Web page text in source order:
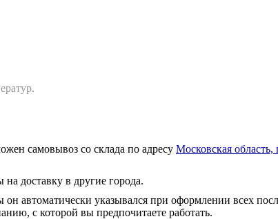
самовывоз со склада по адресу Московская
доставку в другие города.
автоматически указывался при оформлении всех
с которой вы предпочитаете работать.